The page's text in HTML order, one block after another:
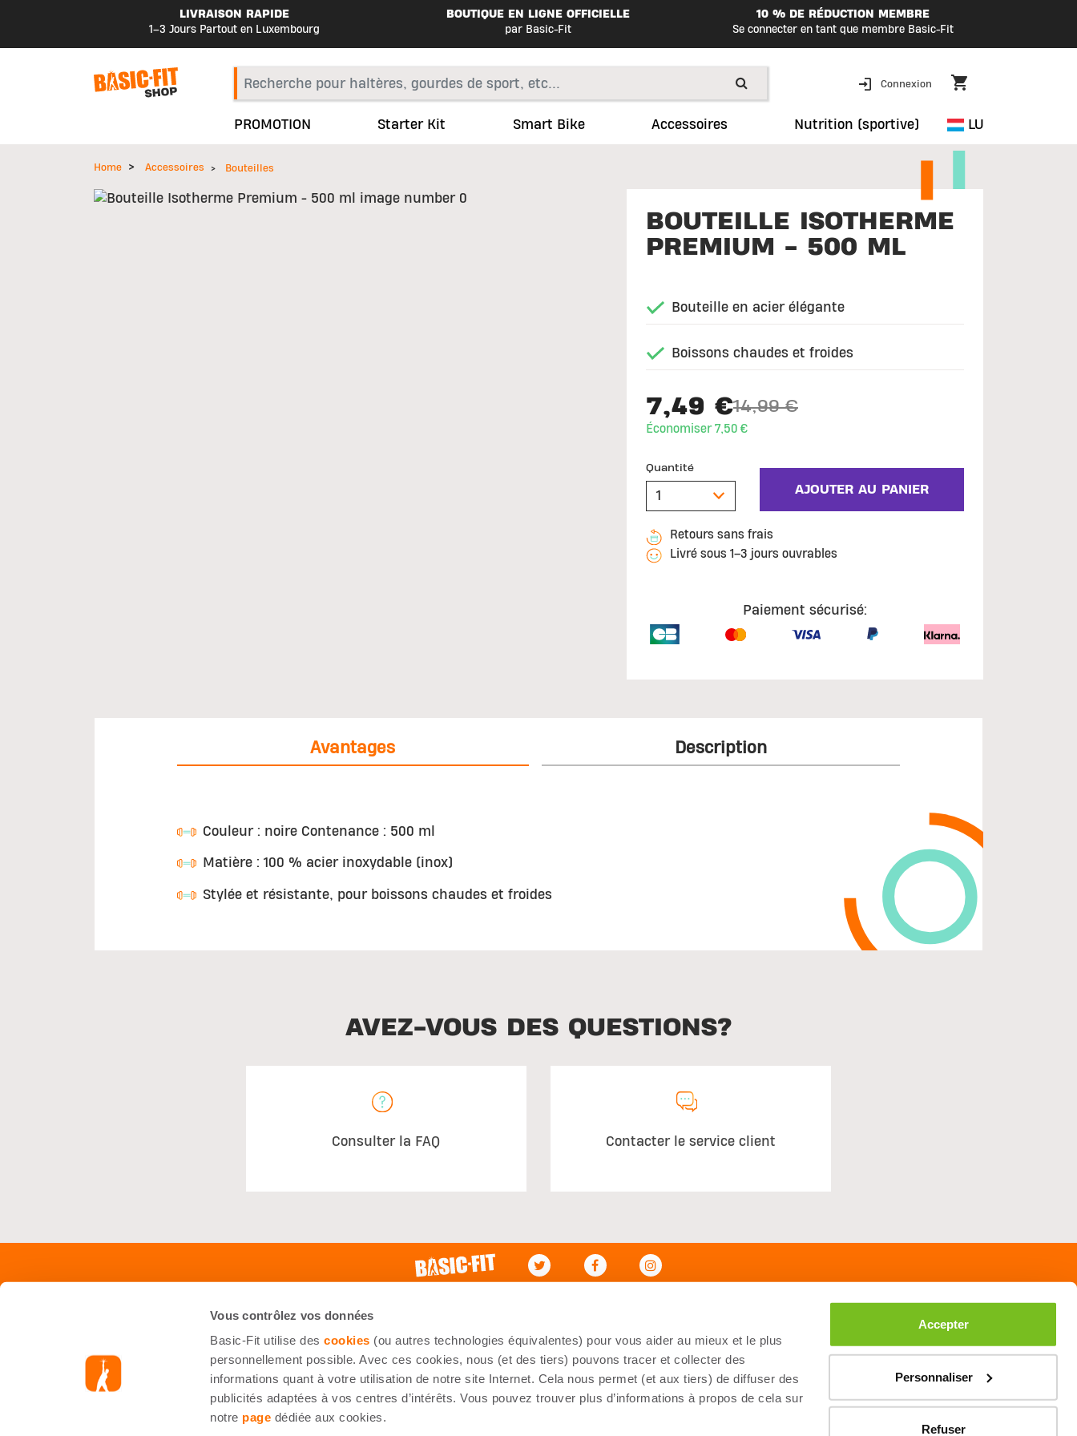
Vous contrôlez vos données
Basic-Fit utilise descookies (ou autres technologies équivalentes) pour vous aider au mieux et le plus
personnellement possible. Avec ces cookies, nous (et des tiers) pouvons tracer et collecter des
informations quant à votre utilisation de notre site Internet. Cela nous permet (et aux tiers) de diffuser des
publicités adaptées à vos centres d’intérêts. Vous pouvez trouver plus d’informations à propos de cela sur
notre page dédiée aux cookies.
Accepter
Personnaliser
Refuser
LIVRAISON RAPIDE
1–3 Jours Partout en Luxembourg
BOUTIQUE EN LIGNE OFFICIELLE
par Basic-Fit
10 % DE RÉDUCTION MEMBRE
Se connecter en tant que membre Basic-Fit
Connexion
PROMOTION Starter Kit Smart Bike Accessoires Nutrition (sportive) LU
Home Accessoires Bouteilles
BOUTEILLE ISOTHERME
PREMIUM - 500 ML
Bouteille en acier élégante
Boissons chaudes et froides
7,49 €Price reduced from
14,99 €
to
Économiser 7,50 €
Quantité
AJOUTER AU PANIER
Retours sans frais
Livré sous 1–3 jours ouvrables
Paiement sécurisé:
Avantages Description
Couleur : noire Contenance : 500 ml
Matière : 100 % acier inoxydable (inox)
Stylée et résistante, pour boissons chaudes et froides
AVEZ-VOUS DES QUESTIONS?
Consulter la FAQ Contacter le service client
Starter Kit
Accessoires
Nous Joindre
Informations de livraison
Mes commandes
S'inscrire